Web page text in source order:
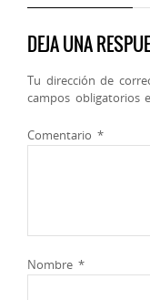
DEJA UNA
Tu dirección de
campos obligatorios
Comentario *
Nombre *